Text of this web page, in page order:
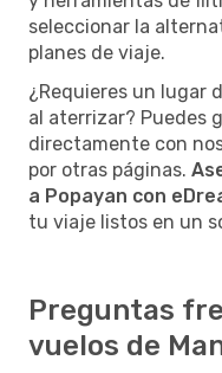
seleccionar la
planes de viaje.
¿Requieres un lugar
al aterrizar? Puedes
directamente con
por otras páginas.
a Popayan con
tu viaje listos en un
Preguntas
vuelos de